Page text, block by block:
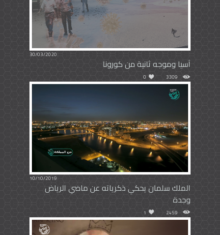
30/03/2020
آسيا وموجه ثانية من كورونا
3309
0
10/10/2019
الملك سلمان يحكي ذكرياته عن ماضي الرياض
وجدة
2459
1